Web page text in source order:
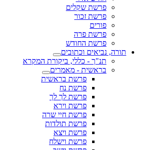
פרשת שקלים
פרשת זכור
פורים
פרשת פרה
פרשת החודש
תורה, נביאים וכתובים
תנ"ך - כללי, ביקורת המקרא
בראשית - מאמרים
פרשת בראשית
פרשת נח
פרשת לך לך
פרשת וירא
פרשת חיי שרה
פרשת תולדות
פרשת ויצא
פרשת וישלח